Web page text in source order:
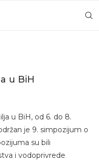
u BiH
u BiH, od 6. do 8.
je 9. simpozijum o
su bili
i vodoprivrede